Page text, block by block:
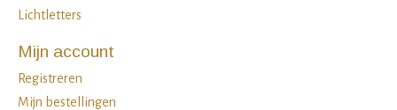
Lichtletters
Mijn account
Registreren
Mijn bestellingen